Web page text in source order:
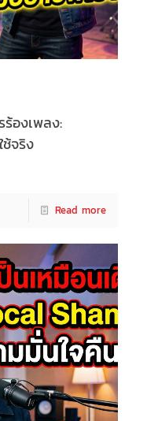
องเพลง:
จริง
Read more